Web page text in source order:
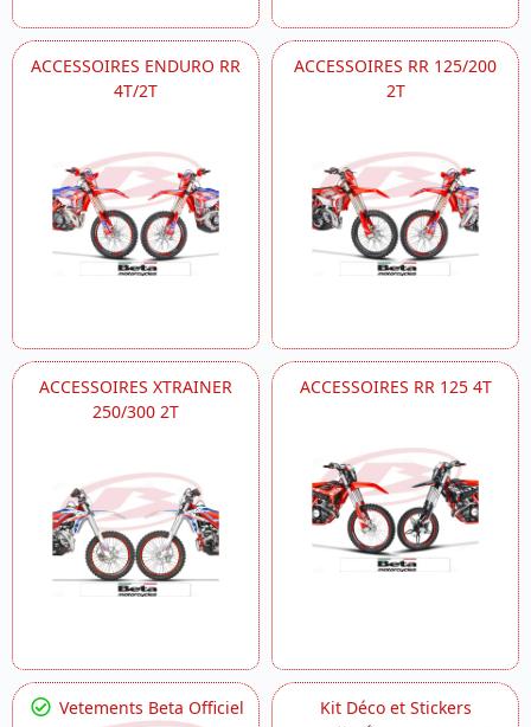
ACCESSOIRES ENDURO RR
4T/2T
ACCESSOIRES RR 125/200
2T
ACCESSOIRES XTRAINER
250/300 2T
ACCESSOIRES RR 125 4T
Vetements Beta Officiel Kit Déco et Stickers